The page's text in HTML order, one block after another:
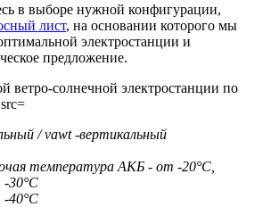
в выборе нужной конфигурации,
лист, на основании которого мы
электростанции и
предложение.
/ vawt -вертикальный
температура АКБ - от -20°С,
30°С
40°С